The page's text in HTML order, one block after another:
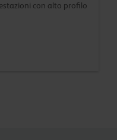
con alto profilo